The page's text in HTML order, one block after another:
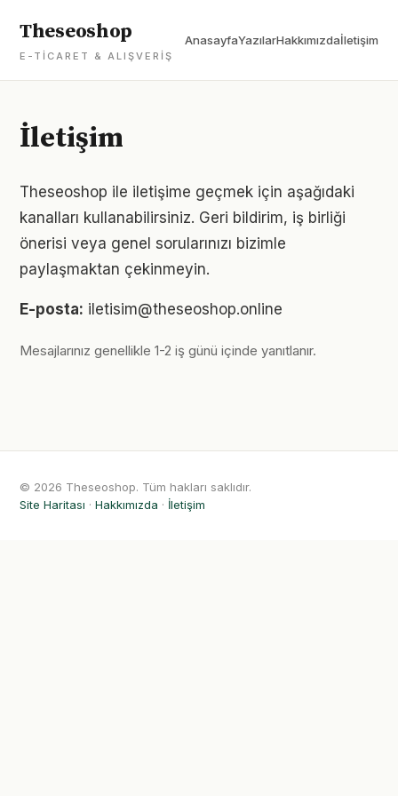
Theseoshop
E-TICARET & ALIŞVERIŞ
AnasayfaYazılarHakkımızdaİletişim
İletişim
Theseoshop ile iletişime geçmek için aşağıdaki
kanalları kullanabilirsiniz. Geri bildirim, iş birliği
önerisi veya genel sorularınızı bizimle
paylaşmaktan çekinmeyin.
E-posta: iletisim@theseoshop.online
Mesajlarınız genellikle 1-2 iş günü içinde yanıtlanır.
© 2026 Theseoshop. Tüm hakları saklıdır.
Site Haritası · Hakkımızda · İletişim